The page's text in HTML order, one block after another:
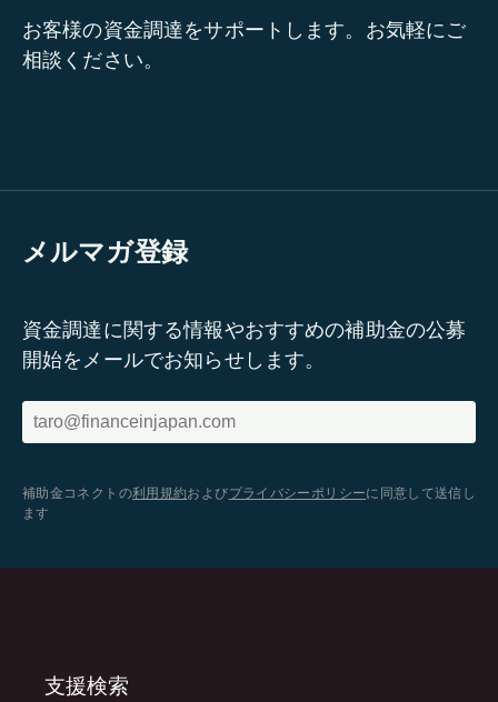
お客様の資金調達をサポートします。お気軽にご
相談ください。
メルマガ登録
資金調達に関する情報やおすすめの補助金の公募
開始をメールでお知らせします。
補助金コネクトの利用規約およびプライバシーポリシーに同意して送信し
ます
支援検索